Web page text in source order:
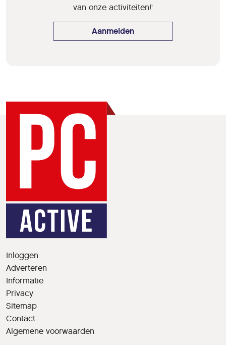
van onze activiteiten!'
Aanmelden
Inloggen
Adverteren
Informatie
Privacy
Sitemap
Contact
Algemene voorwaarden